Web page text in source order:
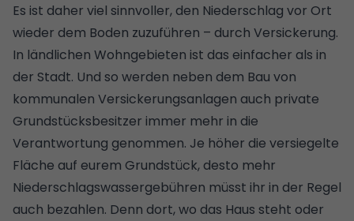
Es ist daher viel sinnvoller, den Niederschlag vor Ort
wieder dem Boden zuzuführen – durch Versickerung.
In ländlichen Wohngebieten ist das einfacher als in
der Stadt. Und so werden neben dem Bau von
kommunalen Versickerungsanlagen auch private
Grundstücksbesitzer immer mehr in die
Verantwortung genommen. Je höher die versiegelte
Fläche auf eurem Grundstück, desto mehr
Niederschlagswassergebühren müsst ihr in der Regel
auch bezahlen. Denn dort, wo das Haus steht oder